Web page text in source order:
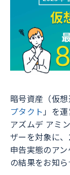
暗号資産（仮
プタクト」を
アズムデ アミ
ザーを対象に
申告実態のア
の結果をお知ら